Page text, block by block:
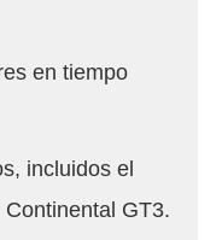
en tiempo
incluidos el
GT3.